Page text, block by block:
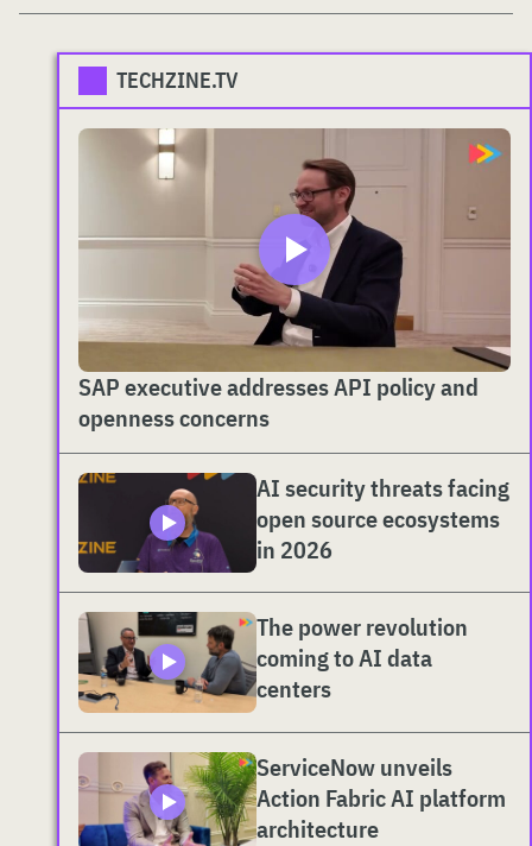
TECHZINE.TV
SAP executive addresses API policy and
openness concerns
AI security threats facing
open source ecosystems
in 2026
The power revolution
coming to AI data
centers
ServiceNow unveils
Action Fabric AI platform
architecture